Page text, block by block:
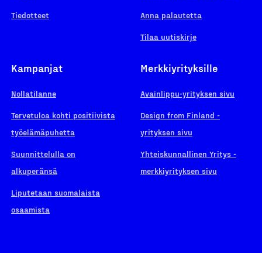
Tiedotteet Anna palautetta
Tilaa uutiskirje
Kampanjat
Nollatilanne
Tervetuloa kohti positiivista
työelämäpuhetta
Suunnittelulla on
alkuperänsä
Liputetaan suomalaista
osaamista
Merkkiyrityksille
Avainlippu-yrityksen sivu
Design from Finland -
yrityksen sivu
Yhteiskunnallinen Yritys -
merkkiyrityksen sivu